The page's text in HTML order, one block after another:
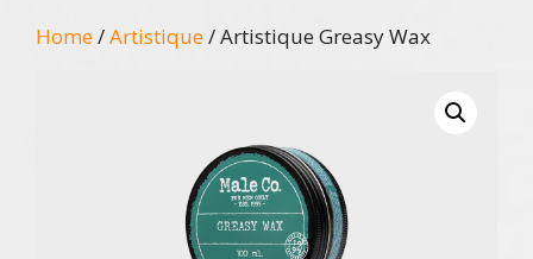
Home/Artistique/ Artistique Greasy Wax